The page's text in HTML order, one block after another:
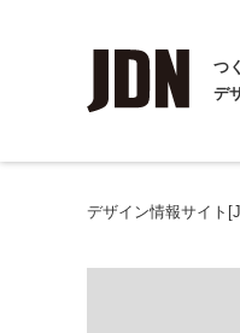
つ
デ
デザイン情報サイト